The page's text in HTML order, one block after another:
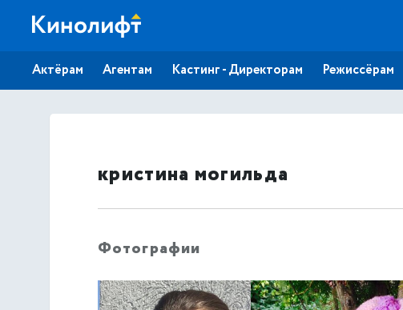
Актёрам Агентам Кастинг - Директорам Режиссёрам
кристина могильда
Фотографии